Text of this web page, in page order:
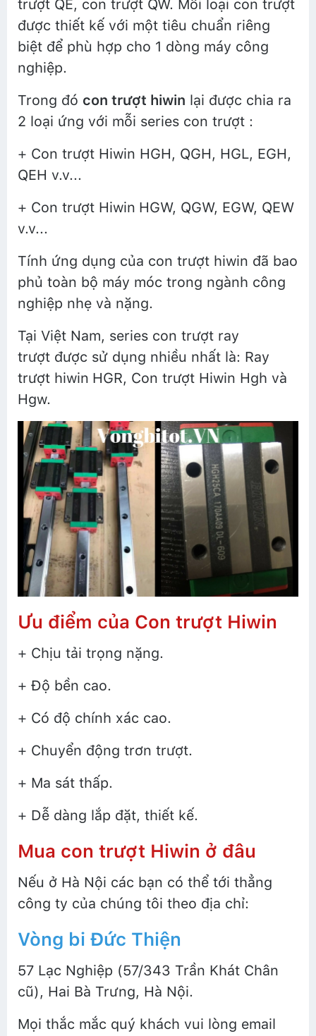
trượt QE, con trượt QW. Mỗi loại con trượt
được thiết kế với một tiêu chuẩn riêng
biệt để phù hợp cho 1 dòng máy công
nghiệp.
Trong đó con trượt hiwin lại được chia ra
2 loại ứng với mỗi series con trượt :
+ Con trượt Hiwin HGH, QGH, HGL, EGH,
QEH v.v...
+ Con trượt Hiwin HGW, QGW, EGW, QEW
v.v...
Tính ứng dụng của con trượt hiwin đã bao
phủ toàn bộ máy móc trong ngành công
nghiệp nhẹ và nặng.
Tại Việt Nam, series con trượt ray
trượt được sử dụng nhiều nhất là: Ray
trượt hiwin HGR, Con trượt Hiwin Hgh và
Hgw.
Ưu điểm của Con trượt Hiwin
+ Chịu tải trọng nặng.
+ Độ bền cao.
+ Có độ chính xác cao.
+ Chuyển động trơn trượt.
+ Ma sát thấp.
+ Dễ dàng lắp đặt, thiết kế.
Mua con trượt Hiwin ở đâu
Nếu ở Hà Nội các bạn có thể tới thẳng
công ty của chúng tôi theo địa chỉ:
Vòng bi Đức Thiện
57 Lạc Nghiệp (57/343 Trần Khát Chân
cũ), Hai Bà Trưng, Hà Nội.
Mọi thắc mắc quý khách vui lòng email